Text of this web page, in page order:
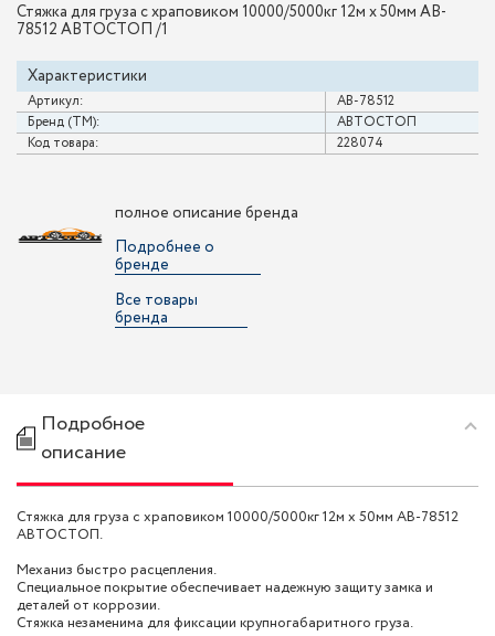
Стяжка для груза с храповиком 10000/5000кг 12м х 50мм AB-
78512 АВТОСТОП /1
Характеристики
Артикул:
AB-78512
Бренд (ТМ):
АВТОСТОП
Код товара:
228074
полное описание бренда
Подробнее о
бренде
Все товары
бренда
Подробное
описание
Стяжка для груза с храповиком 10000/5000кг 12м х 50мм AB-78512
АВТОСТОП.
Механиз быстро расцепления.
Специальное покрытие обеспечивает надежную защиту замка и
деталей от коррозии.
Стяжка незаменима для фиксации крупногабаритного груза.